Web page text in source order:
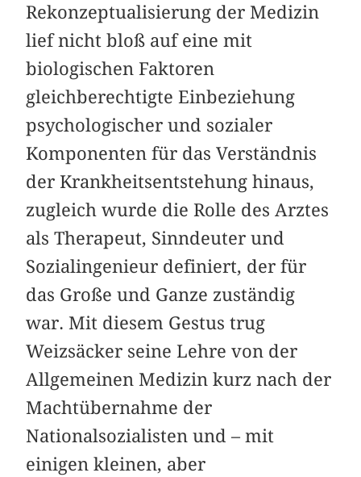
Rekonzeptualisierung der Medizin
lief nicht bloß auf eine mit
biologischen Faktoren
gleichberechtigte Einbeziehung
psychologischer und sozialer
Komponenten für das Verständnis
der Krankheitsentstehung hinaus,
zugleich wurde die Rolle des Arztes
als Therapeut, Sinndeuter und
Sozialingenieur definiert, der für
das Große und Ganze zuständig
war. Mit diesem Gestus trug
Weizsäcker seine Lehre von der
Allgemeinen Medizin kurz nach der
Machtübernahme der
Nationalsozialisten und – mit
einigen kleinen, aber